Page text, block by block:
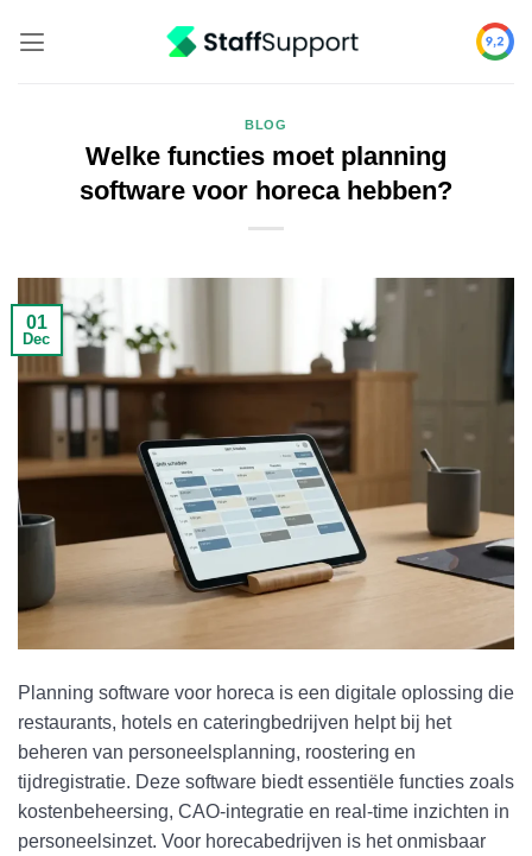
BLOG
Welke functies moet planning
software voor horeca hebben?
01
Dec
Planning software voor horeca is een digitale oplossing die
restaurants, hotels en cateringbedrijven helpt bij het
beheren van personeelsplanning, roostering en
tijdregistratie. Deze software biedt essentiële functies zoals
kostenbeheersing, CAO-integratie en real-time inzichten in
personeelsinzet. Voor horecabedrijven is het onmisbaar